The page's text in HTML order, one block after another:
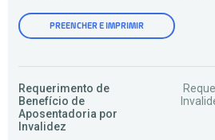
PREENCHER E IMPRIMIR
Requerimento de
Benefício de
Aposentadoria por
Invalidez